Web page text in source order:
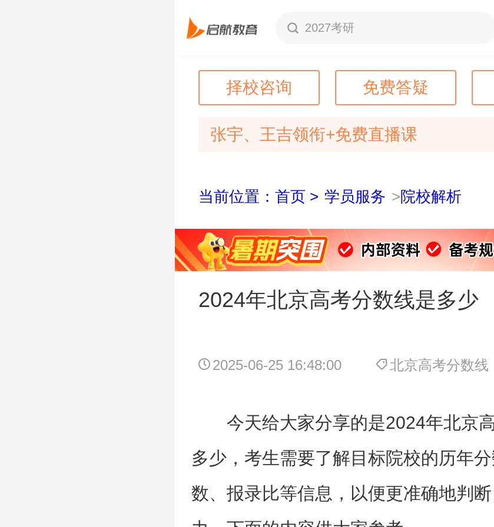
2027考研
择校咨询 免费答疑
张宇、王吉领衔+免费直播课
当前位置：首页 > 学员服务 >院校解析
2024年北京高考分数线是多少
2025-06-25 16:48:00 北京高考分数线
今天给大家分享的是2024年北京
多少，考生需要了解目标院校的历年
数、报录比等信息，以便更准确地判